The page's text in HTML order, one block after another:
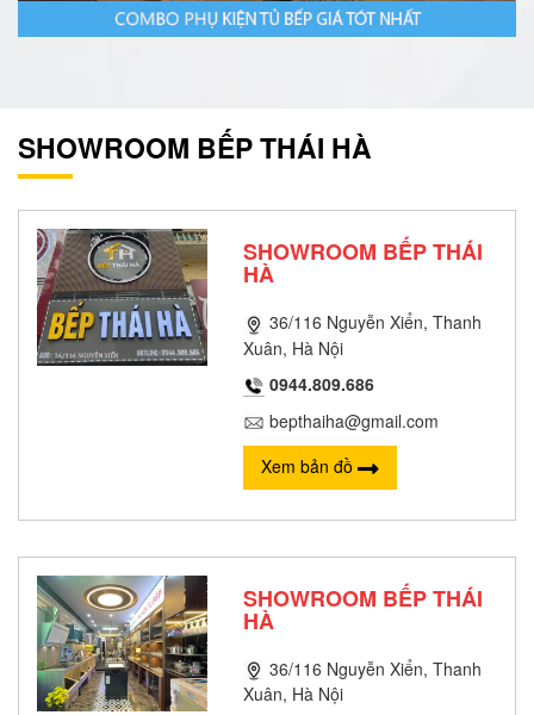
SHOWROOM BẾP THÁI HÀ
SHOWROOM BẾP THÁI
HÀ
36/116 Nguyễn Xiển, Thanh
Xuân, Hà Nội
0944.809.686
bepthaiha@gmail.com
Xem bản đồ
SHOWROOM BẾP THÁI
HÀ
36/116 Nguyễn Xiển, Thanh
Xuân, Hà Nội